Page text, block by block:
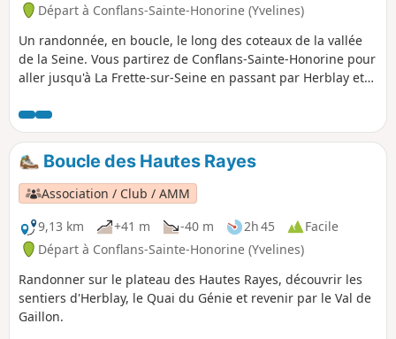
Départ à Conflans-Sainte-Honorine (Yvelines)
Un randonnée, en boucle, le long des coteaux de la vallée
de la Seine. Vous partirez de Conflans-Sainte-Honorine pour
aller jusqu'à La Frette-sur-Seine en passant par Herblay et
Boucle des Hautes Rayes
Association / Club / AMM
9,13 km
+41 m -40 m 2h 45
Facile
Départ à Conflans-Sainte-Honorine (Yvelines)
Randonner sur le plateau des Hautes Rayes, découvrir les
sentiers d'Herblay, le Quai du Génie et revenir par le Val de
Gaillon.